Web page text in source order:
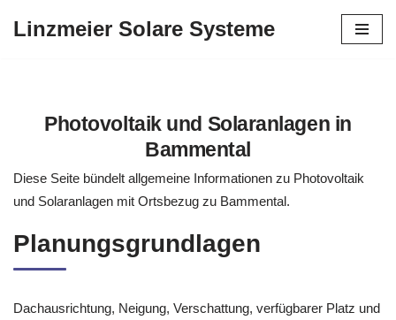
Linzmeier Solare Systeme
Photovoltaik und Solaranlagen in
Bammental
Diese Seite bündelt allgemeine Informationen zu Photovoltaik
und Solaranlagen mit Ortsbezug zu Bammental.
Planungsgrundlagen
Dachausrichtung, Neigung, Verschattung, verfügbarer Platz und